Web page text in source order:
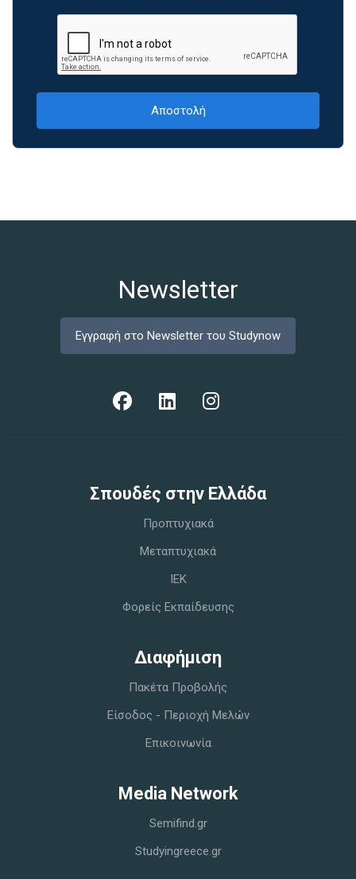
Newsletter
Εγγραφή στο Newsletter του Studynow
Σπoυδές στην Ελλάδα
Προπτυχιακά
Μεταπτυχιακά
IEK
Φορείς Εκπαίδευσης
Διαφήμιση
Πακέτα Προβολής
Είσοδος - Περιοχή Μελών
Επικοινωνία
Media Network
Semifind.gr
Studyingreece.gr